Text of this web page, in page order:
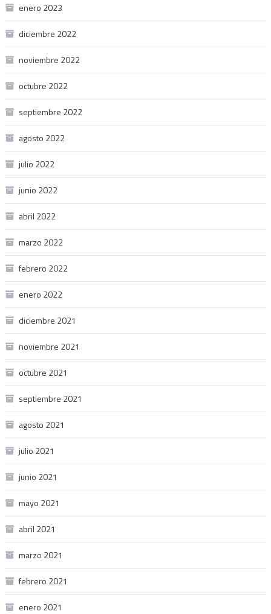
enero 2023
diciembre 2022
noviembre 2022
octubre 2022
septiembre 2022
agosto 2022
julio 2022
junio 2022
abril 2022
marzo 2022
febrero 2022
enero 2022
diciembre 2021
noviembre 2021
octubre 2021
septiembre 2021
agosto 2021
julio 2021
junio 2021
mayo 2021
abril 2021
marzo 2021
febrero 2021
enero 2021